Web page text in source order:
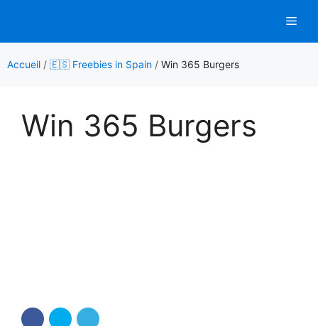
contenu
Accueil / 🇪🇸 Freebies in Spain / Win 365 Burgers
Win 365 Burgers